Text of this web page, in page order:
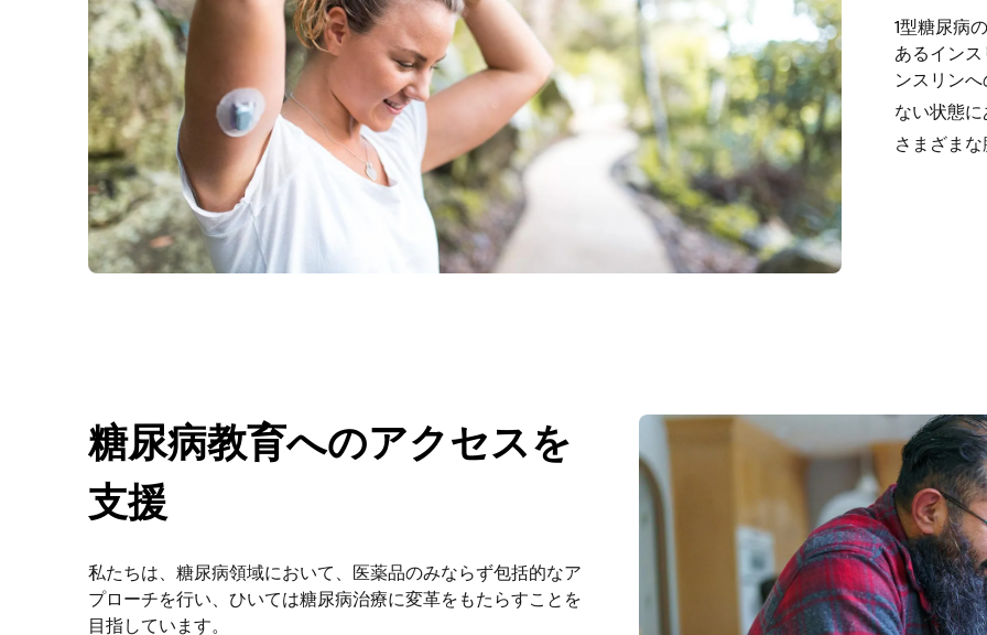
1型糖尿病
あるイン
ンスリン
ない状態
さまざま
糖尿病教育へのアクセスを
支援
私たちは、糖尿病領域において、医薬品のみならず包括的なア
プローチを行い、ひいては糖尿病治療に変革をもたらすことを
目指しています。